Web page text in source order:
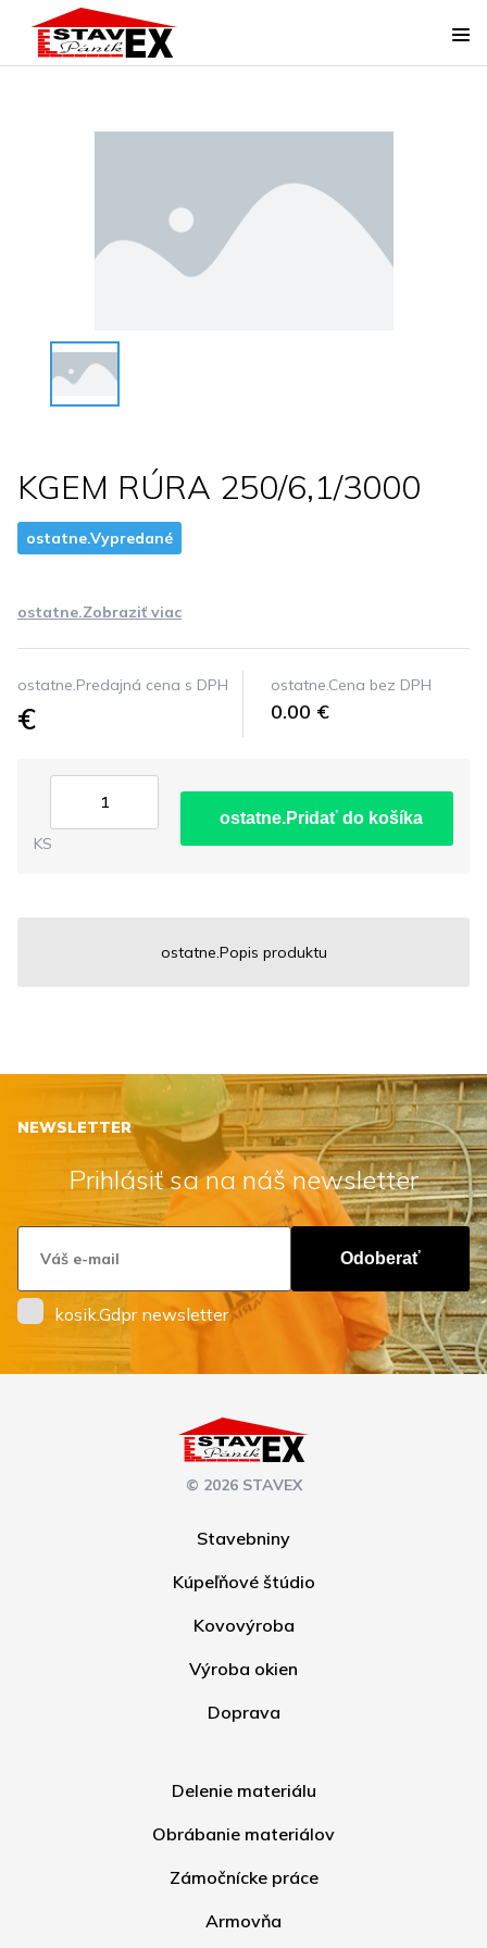
KGEM RÚRA 250/6,1/3000
ostatne.Vypredané
ostatne.Zobraziť viac
ostatne.Predajná cena s DPH
€
ostatne.Cena bez DPH
0.00 €
KS
ostatne.Pridať do košíka
ostatne.Popis produktu
NEWSLETTER
Prihlásiť sa na náš newsletter
Odoberať
kosik.Gdpr newsletter
© 2026 STAVEX
Stavebniny
Kúpeľňové štúdio
Kovovýroba
Výroba okien
Doprava
Delenie materiálu
Obrábanie materiálov
Zámočnícke práce
Armovňa